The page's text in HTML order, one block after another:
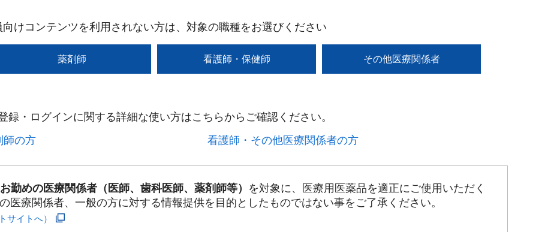
向けコンテンツを利用されない方は、対象の職種をお選びください
薬剤師 看護師・保健師 その他医療関係者
録・ログインに関する詳細な使い方はこちらからご確認ください。​
師の方​
看護師・その他医療関係者の方​
勤めの医療関係者（医師、歯科医師、薬剤師等） を対象に、医療用医薬品を適正にご使用いただく
医療関係者、一般の方に対する情報提供を目的としたものではない事をご了承ください。
サイトへ）